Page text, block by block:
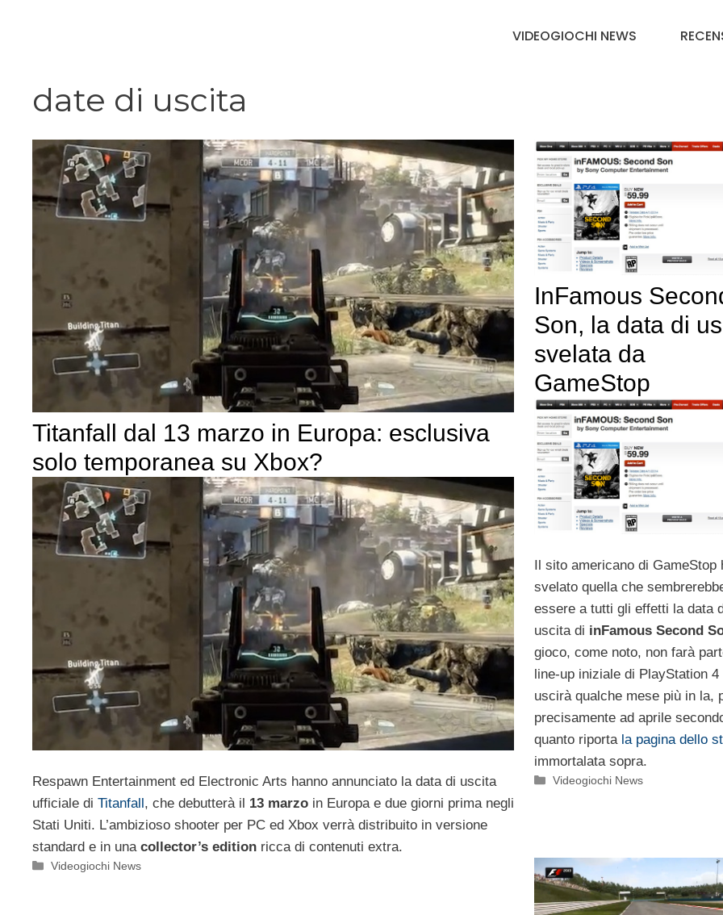
VIDEOGIOCHI NEWS
date di uscita
Titanfall dal 13 marzo in Europa: esclusiva
solo temporanea su Xbox?
Respawn Entertainment ed Electronic Arts hanno annunciato la data di uscita
ufficiale di Titanfall, che debutterà il 13 marzo in Europa e due giorni prima negli
Stati Uniti. L’ambizioso shooter per PC ed Xbox verrà distribuito in versione
standard e in una collector’s edition ricca di contenuti extra.
Categorie
Videogiochi News
InFamous
Son, la data di
svelata da
GameStop
Il sito americano di GameStop
svelato quella che
essere a tutti gli effetti la data
uscita di inFamous Second
gioco, come noto, non farà
line-up iniziale di PlayStation 4
uscirà qualche mese più in la,
precisamente ad aprile
quanto riporta la pagina dello
immortalata sopra.
Categorie
Videogiochi News